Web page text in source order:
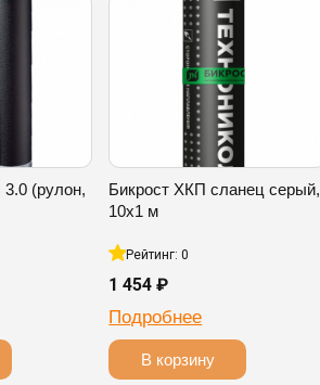
(рулон,
Бикрост ХКП сланец серый,
10х1 м
Рейтинг: 0
1 454 ₽
Подробнее
В корзину